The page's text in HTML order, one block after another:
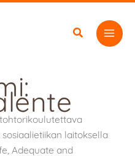
laitoksella
Adequate and